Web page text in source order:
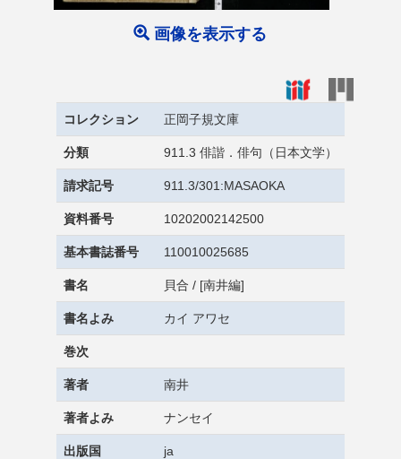
画像を表示する
コレクション 正岡子規文庫
分類 911.3 俳諧．俳句（日本文学）
請求記号 911.3/301:MASAOKA
資料番号 10202002142500
基本書誌番号 110010025685
書名 貝合 / [南井編]
書名よみ カイ アワセ
巻次
著者 南井
著者よみ ナンセイ
出版国 ja